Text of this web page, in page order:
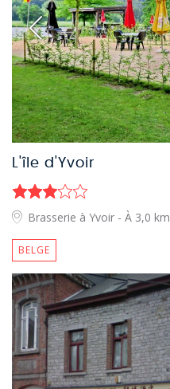
L'île d'Yvoir
Brasserie à Yvoir - À 3,0 km
BELGE